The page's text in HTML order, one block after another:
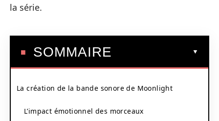
la série.
SOMMAIRE
La création de la bande sonore de Moonlight
L’impact émotionnel des morceaux